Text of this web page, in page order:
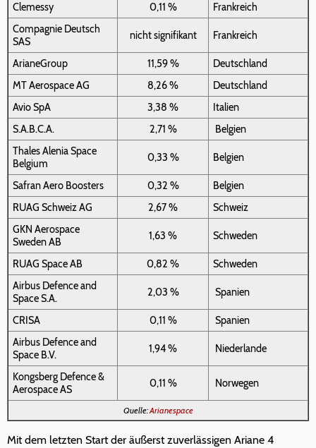
Clemessy
0,11 %
Frankreich
Compagnie Deutsch
SAS
nicht signifikant Frankreich
ArianeGroup 11,59 %
Deutschland
MT Aerospace AG
8,26 %
Deutschland
Avio SpA
3,38 %
Italien
S.A.B.C.A.
2,71 %
Belgien
Thales Alenia Space
Belgium
0,33 % Belgien
Safran Aero Boosters 0,32 %
Belgien
RUAG Schweiz AG
2,67 %
Schweiz
GKN Aerospace
Sweden AB
1,63 % Schweden
RUAG Space AB 0,82 %
Schweden
Airbus Defence and
Space S.A.
2,03 % Spanien
CRISA 0,11 %
Spanien
Airbus Defence and
Space B.V.
1,94 % Niederlande
Kongsberg Defence &
Aerospace AS
0,11 % Norwegen
Quelle:Arianespace
Mit dem letzten Start der äußerst zuverlässigen Ariane 4